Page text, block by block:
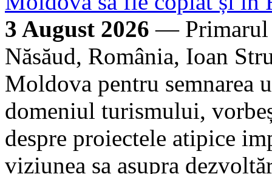
3 August 2026 — Primarul
Năsăud, România, Ioan
Moldova pentru semnarea
domeniul turismului,
despre proiectele atipice
viziunea sa asupra